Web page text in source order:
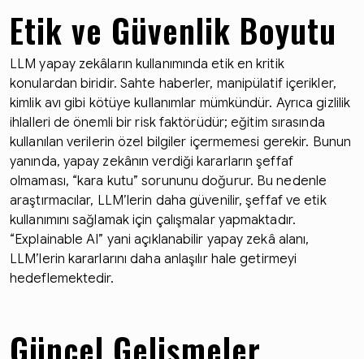
Etik ve Güvenlik Boyutu
LLM yapay zekâların kullanımında etik en kritik
konulardan biridir. Sahte haberler, manipülatif içerikler,
kimlik avı gibi kötüye kullanımlar mümkündür. Ayrıca gizlilik
ihlalleri de önemli bir risk faktörüdür; eğitim sırasında
kullanılan verilerin özel bilgiler içermemesi gerekir. Bunun
yanında, yapay zekânın verdiği kararların şeffaf
olmaması, “kara kutu” sorununu doğurur. Bu nedenle
araştırmacılar, LLM’lerin daha güvenilir, şeffaf ve etik
kullanımını sağlamak için çalışmalar yapmaktadır.
“Explainable AI” yani açıklanabilir yapay zekâ alanı,
LLM’lerin kararlarını daha anlaşılır hale getirmeyi
hedeflemektedir.
Güncel Gelişmeler